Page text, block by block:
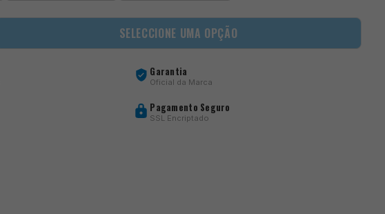
SELECCIONE UMA OPÇÃO
Garantia
Oficial da Marca
Pagamento Seguro
SSL Encriptado